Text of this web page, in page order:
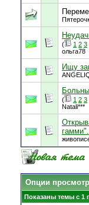
( 1 2 3
ольга78
Ищу
( 1 2 3
Natali***
гамми".
Опции
Показаны темы с 1